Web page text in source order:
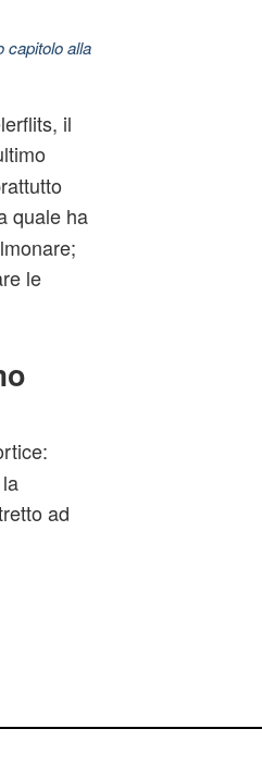
capitolo alla
il
quale ha
le
ad